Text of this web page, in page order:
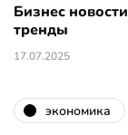
Бизнес
тренды
17.07.2025
экономика